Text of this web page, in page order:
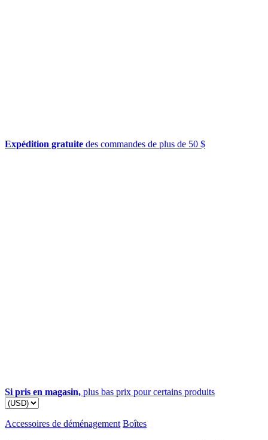
Expédition gratuite des commandes de plus de 50 $
Si pris en magasin, plus bas prix pour certains produits
Accessoires de déménagement Boîtes